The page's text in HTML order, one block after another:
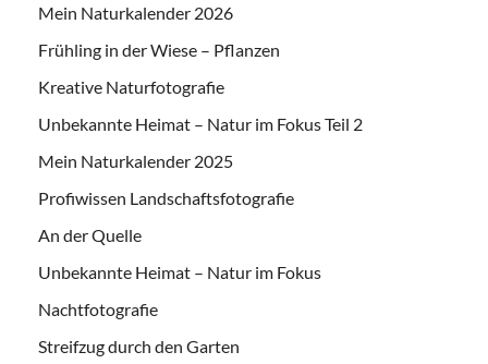
Mein Naturkalender 2026
Frühling in der Wiese – Pflanzen
Kreative Naturfotografie
Unbekannte Heimat – Natur im Fokus Teil 2
Mein Naturkalender 2025
Profiwissen Landschaftsfotografie
An der Quelle
Unbekannte Heimat – Natur im Fokus
Nachtfotografie
Streifzug durch den Garten